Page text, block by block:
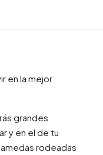
en la mejor
grandes
y en el de tu
rodeadas